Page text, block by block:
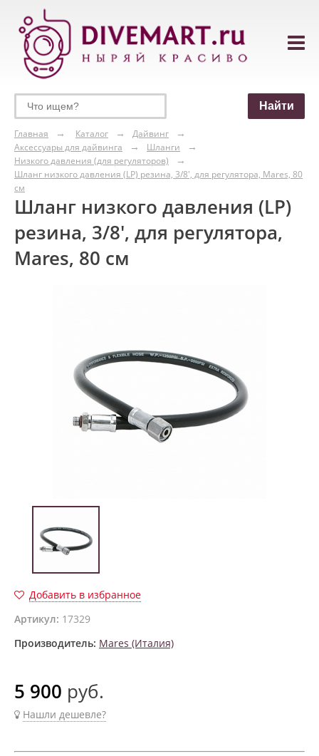
Главная Каталог
Дайвинг
Аксессуары для дайвинга
Шланги
Низкого давления (для регуляторов)
Шланг низкого давления (LP) резина, 3/8', для регулятора, Mares, 80
см
Шланг низкого давления (LP)
резина, 3/8', для регулятора,
Mares, 80 см
Добавить в избранное
Артикул: 17329
Производитель: Mares (Италия)
5 900 руб.
Нашли дешевле?